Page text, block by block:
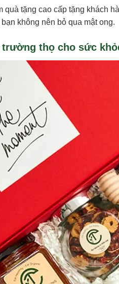
quà tặng cao cấp tặng khách
không nên bỏ qua mật ong.
trường thọ cho sức